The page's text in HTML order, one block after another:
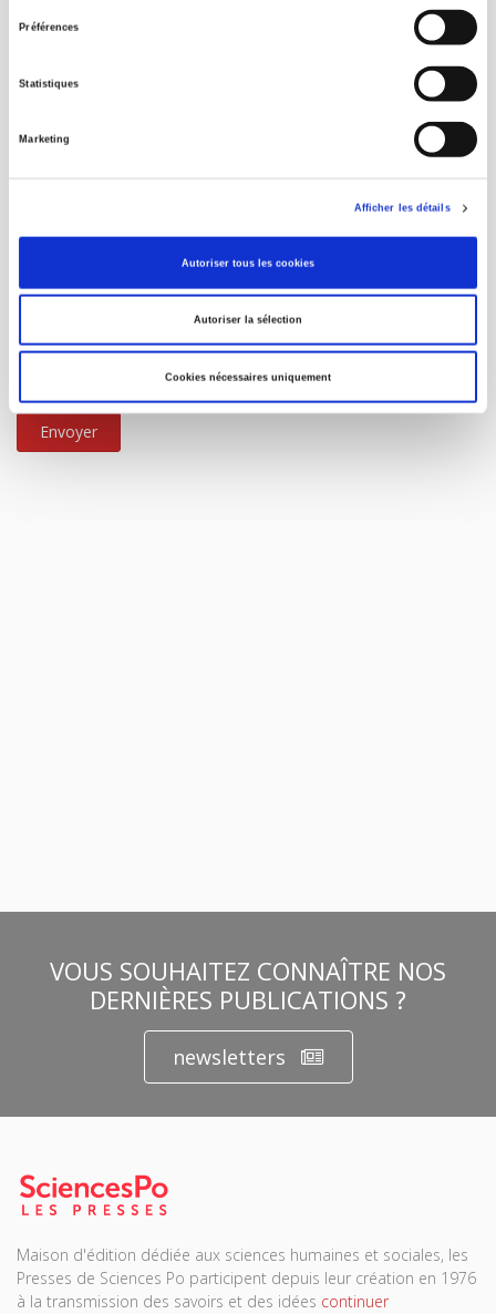
Préférences
Statistiques
Marketing
Afficher les détails
Autoriser tous les cookies
Autoriser la sélection
Cookies nécessaires uniquement
Service *
VOUS SOUHAITEZ CONNAÎTRE NOS
DERNIÈRES PUBLICATIONS ?
newsletters
Maison d'édition dédiée aux sciences humaines et sociales, les
Presses de Sciences Po participent depuis leur création en 1976
à la transmission des savoirs et des idées continuer